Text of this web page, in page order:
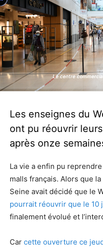
Le centre
Le centre
Les enseignes du
ont pu réouvrir
après onze
La vie a enfin pu
malls français. Alors que
Seine avait décidé que le
pourrait réouvrir que le 10
finalement évolué et
Car cette ouverture ce